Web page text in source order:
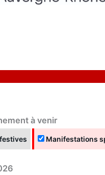
à venir
Manifestations